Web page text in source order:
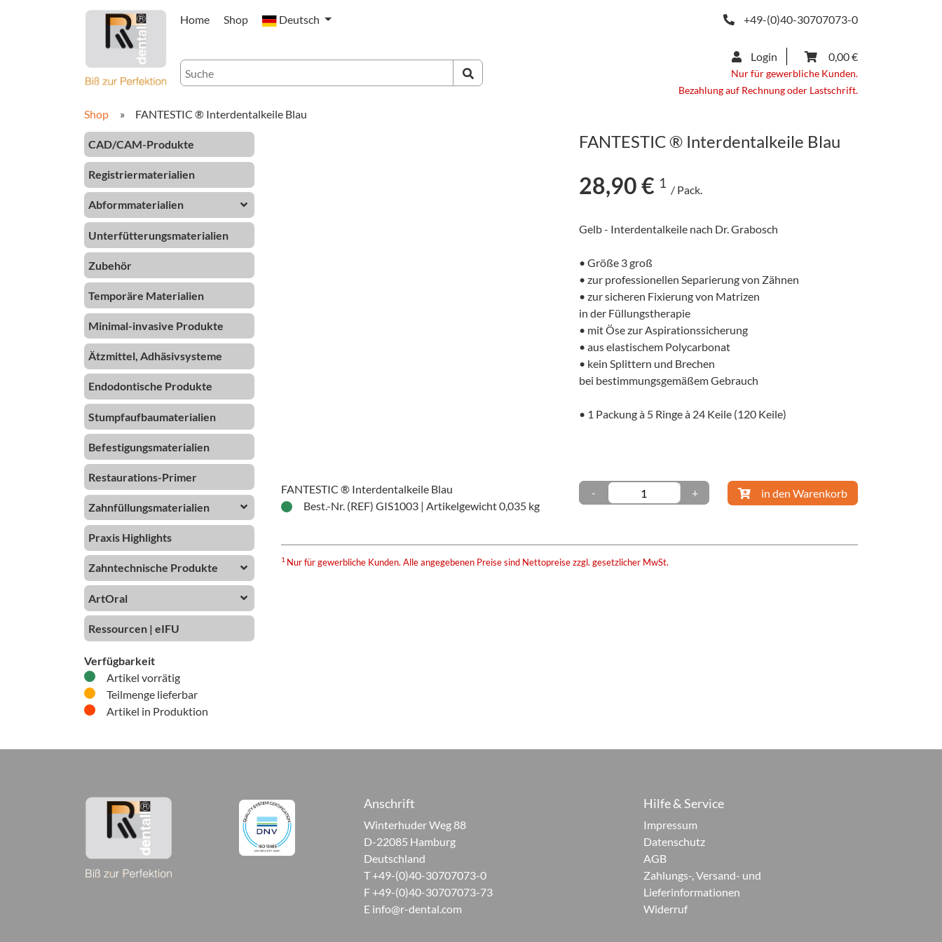
Home Shop Deutsch +49-(0)40-30707073-0
Login 0,00 €
Nur für gewerbliche Kunden.
Bezahlung auf Rechnung oder Lastschrift.
Shop » FANTESTIC ® Interdentalkeile Blau
CAD/CAM-Produkte
Registriermaterialien
Abformmaterialien
Unterfütterungsmaterialien
Zubehör
Temporäre Materialien
Minimal-invasive Produkte
Ätzmittel, Adhäsivsysteme
Endodontische Produkte
Stumpfaufbaumaterialien
Befestigungsmaterialien
Restaurations-Primer
Zahnfüllungsmaterialien
Praxis Highlights
Zahntechnische Produkte
ArtOral
Ressourcen | eIFU
Verfügbarkeit
Artikel vorrätig
Teilmenge lieferbar
Artikel in Produktion
FANTESTIC ® Interdentalkeile Blau
28,90 € 1 / Pack.
Gelb - Interdentalkeile nach Dr. Grabosch
• Größe 3 groß
• zur professionellen Separierung von Zähnen
• zur sicheren Fixierung von Matrizen
in der Füllungstherapie
• mit Öse zur Aspirationssicherung
• aus elastischem Polycarbonat
• kein Splittern und Brechen
bei bestimmungsgemäßem Gebrauch
• 1 Packung à 5 Ringe à 24 Keile (120 Keile)
FANTESTIC ® Interdentalkeile Blau
Best.-Nr. (REF) GIS1003 |Artikelgewicht 0,035 kg
- + in den Warenkorb
1 Nur für gewerbliche Kunden. Alle angegebenen Preise sind Nettopreise zzgl. gesetzlicher MwSt.
Anschrift
Winterhuder Weg 88
D-22085 Hamburg
Deutschland
T +49-(0)40-30707073-0
F +49-(0)40-30707073-73
E info@r-dental.com
Hilfe & Service
Impressum
Datenschutz
AGB
Zahlungs-, Versand- und
Lieferinformationen
Widerruf